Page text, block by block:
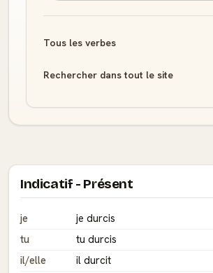
Tous les verbes
Rechercher dans tout le site
Indicatif - Présent
je
je durcis
tu
tu durcis
il/elle
il durcit